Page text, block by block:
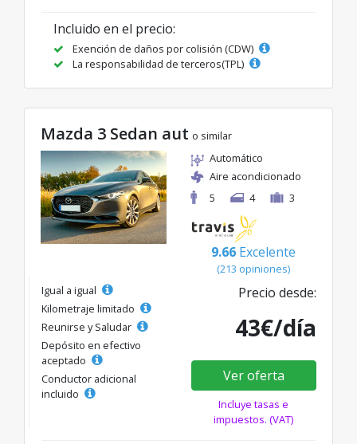
Incluido en el precio:
Exención de daños por colisión (CDW)
La responsabilidad de terceros(TPL)
Mazda 3 Sedan aut o similar
Automático
Aire acondicionado
5
4 3
9.66 Excelente
(213 opiniones)
Igual a igual
Kilometraje limitado
Reunirse y Saludar
Depósito en efectivo
aceptado
Conductor adicional
incluido
Precio desde:
43€/día
Ver oferta
Incluye tasas e
impuestos. (VAT)